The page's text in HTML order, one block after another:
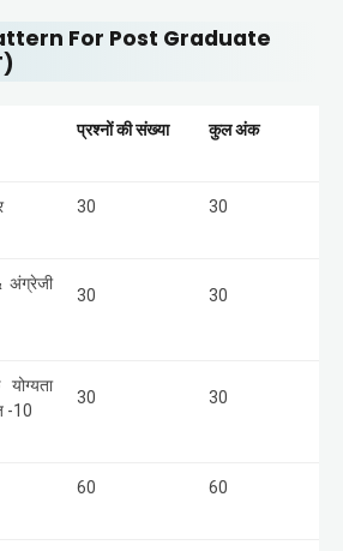
For Post Graduate
प्रश्नों की संख्या कुल अंक
30 30
अंग्रेजी
30 30
-10
30 30
60 60